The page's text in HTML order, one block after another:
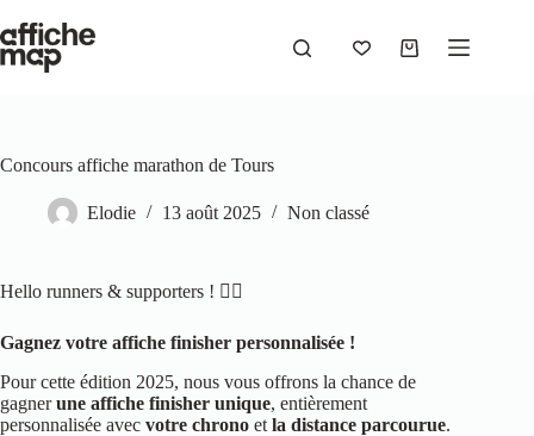
Concours affiche marathon de Tours
Elodie 13 août 2025 Non classé
Hello runners & supporters ! 🏃‍♀️
Gagnez votre affiche finisher personnalisée !
Pour cette édition 2025, nous vous offrons la chance de
gagnerune affiche finisher unique, entièrement
personnalisée avec votre chrono et la distance parcourue.